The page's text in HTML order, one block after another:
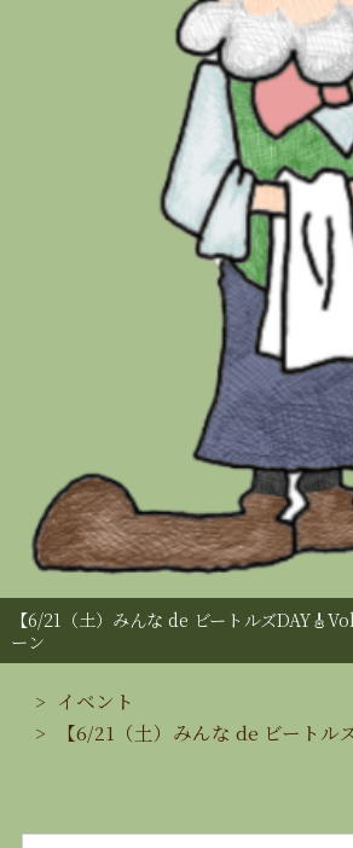
【6/21（土）みんな de ビートルズ
ーン
イベント
【6/21（土）みんな de ビートル